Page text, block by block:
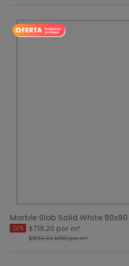
Marble Slab Solid White 90x90
20% $719.20 por m²
$899.00MXNpor m²